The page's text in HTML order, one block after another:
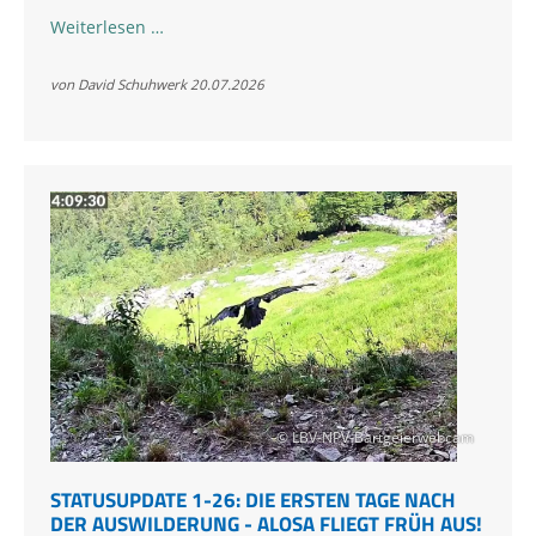
Weiterlesen …
ausgeflogen!
von David Schuhwerk 20.07.2026
© LBV-NPV-Bartgeierwebcam
STATUSUPDATE 1-26: DIE ERSTEN TAGE NACH
DER AUSWILDERUNG - ALOSA FLIEGT FRÜH AUS!